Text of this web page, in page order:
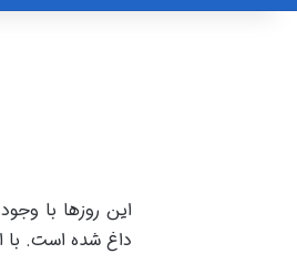
این روزها با
داغ شده است. با